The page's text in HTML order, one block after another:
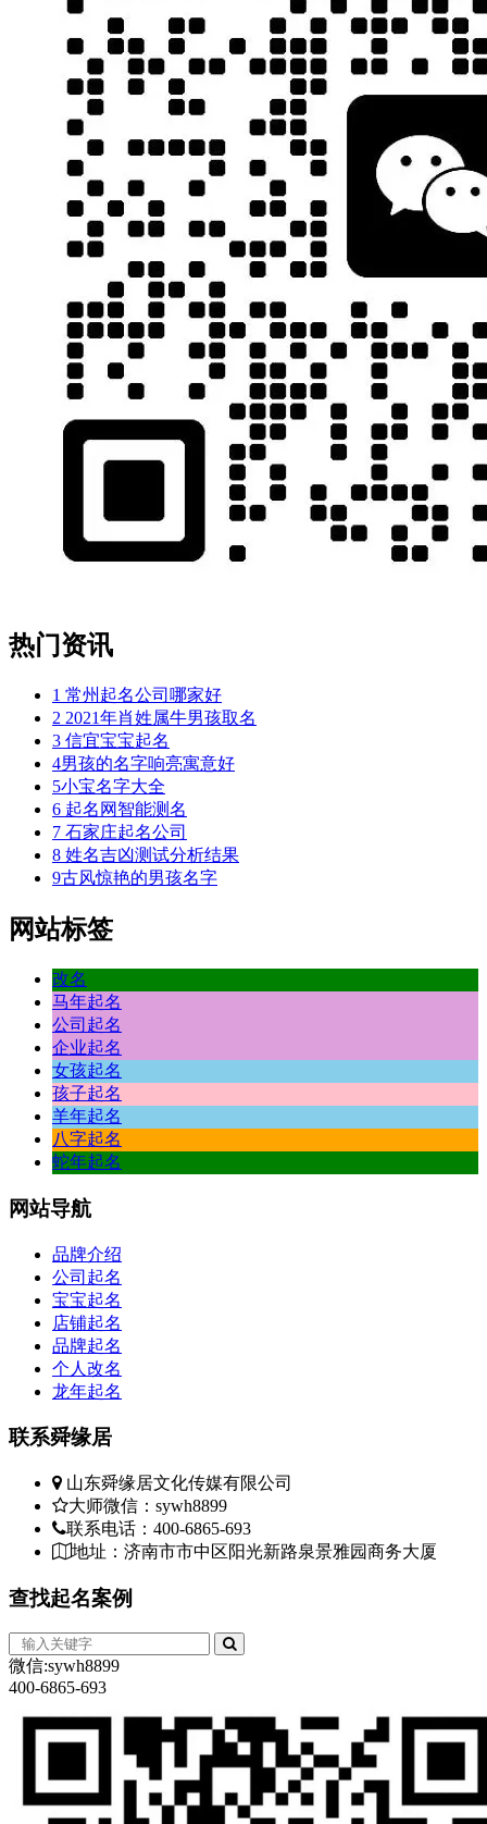
热门资讯
1 常州起名公司哪家好
2 2021年肖姓属牛男孩取名
3 信宜宝宝起名
4男孩的名字响亮寓意好
5小宝名字大全
6 起名网智能测名
7 石家庄起名公司
8 姓名吉凶测试分析结果
9古风惊艳的男孩名字
网站标签
改名
马年起名
公司起名
企业起名
女孩起名
孩子起名
羊年起名
八字起名
蛇年起名
网站导航
品牌介绍
公司起名
宝宝起名
店铺起名
品牌起名
个人改名
龙年起名
联系舜缘居
山东舜缘居文化传媒有限公司
大师微信：sywh8899
联系电话：400-6865-693
地址：济南市市中区阳光新路泉景雅园商务大厦
查找起名案例
微信:sywh8899
400-6865-693